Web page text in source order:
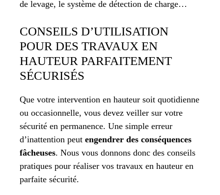
de levage, le système de détection de charge…
CONSEILS D’UTILISATION
POUR DES TRAVAUX EN
HAUTEUR PARFAITEMENT
SÉCURISÉS
Que votre intervention en hauteur soit quotidienne
ou occasionnelle, vous devez veiller sur votre
sécurité en permanence. Une simple erreur
d’inattention peut engendrer des conséquences
fâcheuses. Nous vous donnons donc des conseils
pratiques pour réaliser vos travaux en hauteur en
parfaite sécurité.